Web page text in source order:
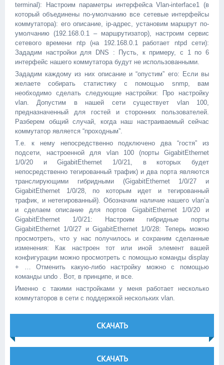
terminal): Настроим параметры интерфейса Vlan-interface1 (в
который объединены по-умолчанию все сетевые интерфейсы
коммутатора): его описание, ip-адрес, установим маршрут по-
умолчанию (192.168.0.1 – маршрутизатор), настроим сервис
сетевого времени ntp (на 192.168.0.1 работает ntpd сети):
Зададим настройки для DNS : Пусть, к примеру, с 1 по 6
интерфейс нашего коммутатора будут не использованными.
Зададим каждому из них описание и “опустим” его: Если вы
желаете собирать статистику с помощью snmp, вам
необходимо сделать следующие настройки: Про настройку
vlan. Допустим в нашей сети существует vlan 100,
предназначенный для гостей и сторонних пользователей.
Разберем общий случай, когда наш настраиваемый сейчас
коммутатор является “проходным”.
Т.е. к нему непосредственно подключено два “гостя” из
подсети, настроенной для vlan 100 (порты GigabitEthernet
1/0/20 и GigabitEthernet 1/0/21, в которых будет
непосредственно тегированный трафик) и два порта являются
транслирующими гибридными (GigabitEthernet 1/0/27 и
GigabitEthernet 1/0/28, по которым идет и тегированный
трафик, и нетегированный). Обозначим наличие нашего vlan’а
и сделаем описание для портов GigabitEthernet 1/0/20 и
GigabitEthernet 1/0/21: Настроим гибридные порты
GigabitEthernet 1/0/27 и GigabitEthernet 1/0/28: Теперь можно
просмотреть, что у нас получилось и сохраним сделанные
изменения: Как настроен тот или иной элемент вашей
конфигурации можно просмотреть с помощью команды display
+ … Отменить какую-либо настройку можно с помощью
команды undo . Вот, в принципе, и все.
Именно с такими настройками у меня работает несколько
коммутаторов в сети с поддержкой нескольких vlan.
СКАЧАТЬ
СКАЧАТЬ